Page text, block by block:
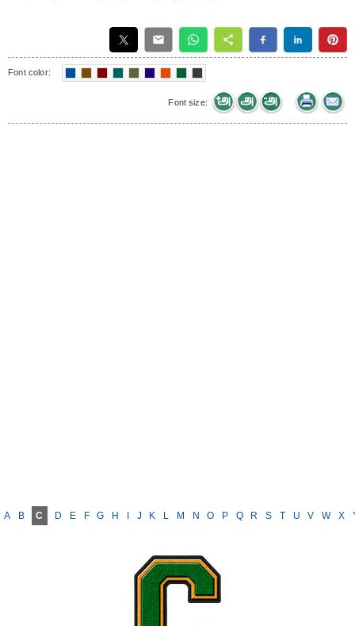
Font color:
Font size:
A B C D E F G H J K L M N O P Q R S T U V W X